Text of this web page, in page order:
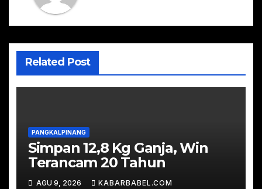
Related Post
PANGKALPINANG
Simpan 12,8 Kg Ganja, Win
Terancam 20 Tahun
AGU 9, 2026 KABARBABEL.COM